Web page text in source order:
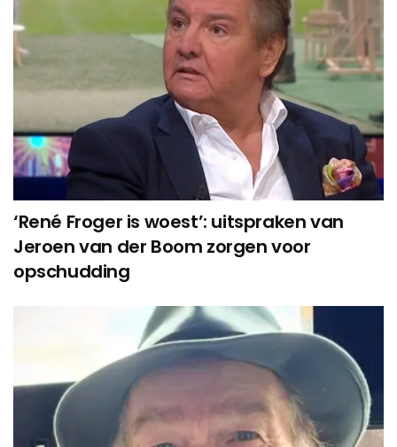
‘René Froger is woest’: uitspraken van
Jeroen van der Boom zorgen voor
opschudding